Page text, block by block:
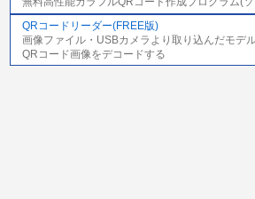
QRコードリーダー(FREE版)
画像ファイル・USBカメラより取り込んだモデ
QRコード画像をデコードする